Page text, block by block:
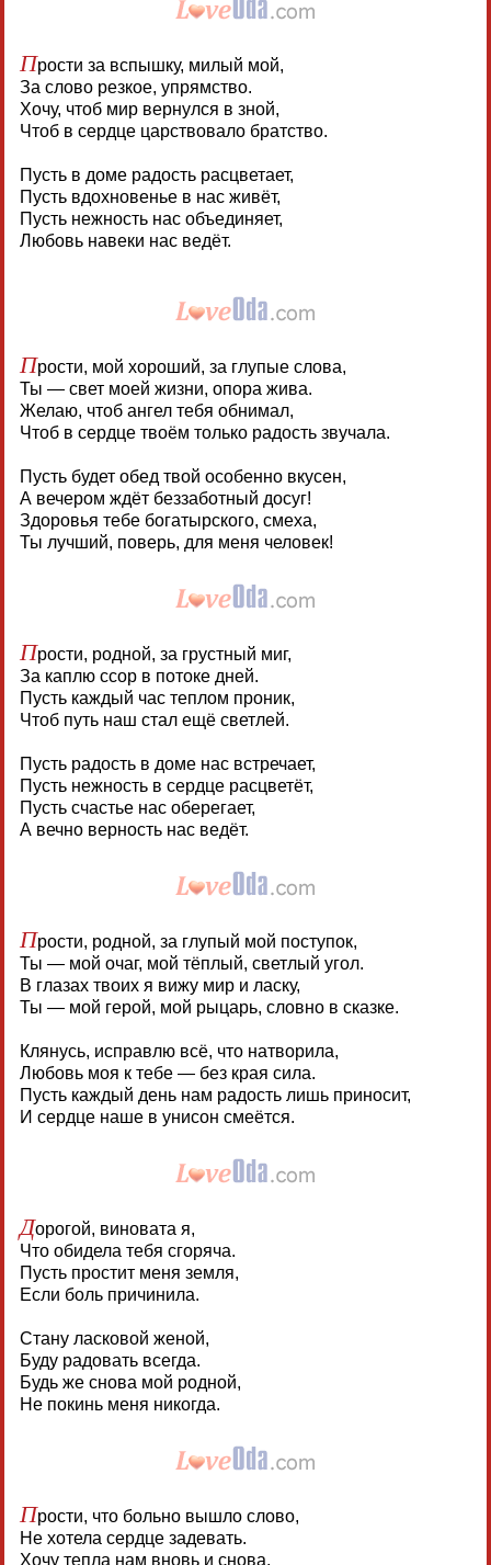
Прости за вспышку, милый мой,
За слово резкое, упрямство.
Хочу, чтоб мир вернулся в зной,
Чтоб в сердце царствовало братство.
Пусть в доме радость расцветает,
Пусть вдохновенье в нас живёт,
Пусть нежность нас объединяет,
Любовь навеки нас ведёт.
Прости, мой хороший, за глупые слова,
Ты — свет моей жизни, опора жива.
Желаю, чтоб ангел тебя обнимал,
Чтоб в сердце твоём только радость звучала.
Пусть будет обед твой особенно вкусен,
А вечером ждёт беззаботный досуг!
Здоровья тебе богатырского, смеха,
Ты лучший, поверь, для меня человек!
Прости, родной, за грустный миг,
За каплю ссор в потоке дней.
Пусть каждый час теплом проник,
Чтоб путь наш стал ещё светлей.
Пусть радость в доме нас встречает,
Пусть нежность в сердце расцветёт,
Пусть счастье нас оберегает,
А вечно верность нас ведёт.
Прости, родной, за глупый мой поступок,
Ты — мой очаг, мой тёплый, светлый угол.
В глазах твоих я вижу мир и ласку,
Ты — мой герой, мой рыцарь, словно в сказке.
Клянусь, исправлю всё, что натворила,
Любовь моя к тебе — без края сила.
Пусть каждый день нам радость лишь приносит,
И сердце наше в унисон смеётся.
Дорогой, виновата я,
Что обидела тебя сгоряча.
Пусть простит меня земля,
Если боль причинила.
Стану ласковой женой,
Буду радовать всегда.
Будь же снова мой родной,
Не покинь меня никогда.
Прости, что больно вышло слово,
Не хотела сердце задевать.
Хочу тепла нам вновь и снова,